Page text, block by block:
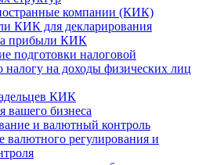
компании (КИК)
КИК для декларирования
прибыли КИК
подготовки налоговой
налогу на доходы физических лиц
КИК
вашего бизнеса
и валютный контроль
валютного регулирования и